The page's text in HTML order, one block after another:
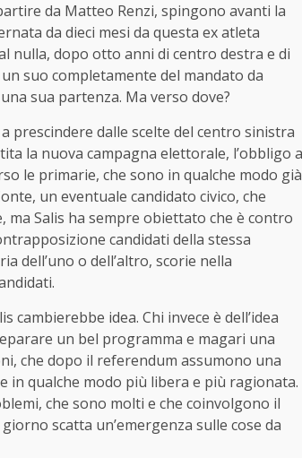
da Matteo Renzi, spingono avanti la
da dieci mesi da questa ex atleta
nulla, dopo otto anni di centro destra e di
suo completamente del mandato da
sua partenza. Ma verso dove?
prescindere dalle scelte del centro sinistra
la nuova campagna elettorale, l’obbligo a
le primarie, che sono in qualche modo già
un eventuale candidato civico, che
ma Salis ha sempre obiettato che è contro
candidati della stessa
dell’uno o dell’altro, scorie nella
cambierebbe idea. Chi invece è dell’idea
un bel programma e magari una
che dopo il referendum assumono una
in qualche modo più libera e più ragionata.
che sono molti e che coinvolgono il
scatta un’emergenza sulle cose da